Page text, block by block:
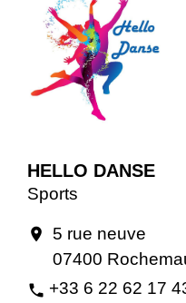
HELLO DANSE
Sports
location_on
5 rue neuve
07400
phone +33 6 22 62 17